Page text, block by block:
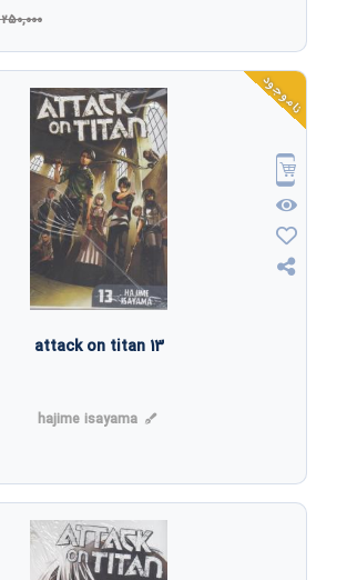
250,000
ناموجود
attack on titan 13
hajime isayama